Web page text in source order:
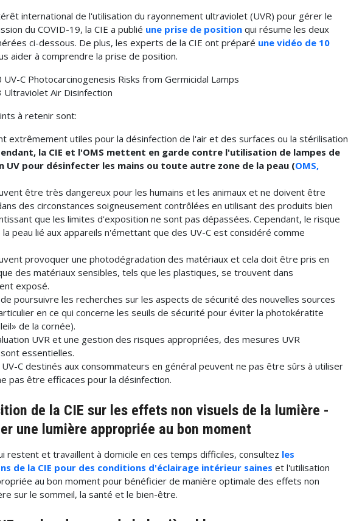
international de l'utilisation du rayonnement ultraviolet (UVR) pour gérer le
du COVID-19, la CIE a publié une prise de position qui résume les deux
ci-dessous. De plus, les experts de la CIE ont préparé une vidéo de 10
aider à comprendre la prise de position.
UV-C Photocarcinogenesis Risks from Germicidal Lamps
Ultraviolet Air Disinfection
à retenir sont:
extrêmement utiles pour la désinfection de l'air et des surfaces ou la stérilisation
la CIE et l'OMS mettent en garde contre l'utilisation de lampes de
UV pour désinfecter les mains ou toute autre zone de la peau (OMS,
être très dangereux pour les humains et les animaux et ne doivent être
des circonstances soigneusement contrôlées en utilisant des produits bien
que les limites d'exposition ne sont pas dépassées. Cependant, le risque
la peau lié aux appareils n'émettant que des UV-C est considéré comme
provoquer une photodégradation des matériaux et cela doit être pris en
des matériaux sensibles, tels que les plastiques, se trouvent dans
exposé.
poursuivre les recherches sur les aspects de sécurité des nouvelles sources
en ce qui concerne les seuils de sécurité pour éviter la photokératite
de la cornée).
UVR et une gestion des risques appropriées, des mesures UVR
essentielles.
C destinés aux consommateurs en général peuvent ne pas être sûrs à utiliser
pas être efficaces pour la désinfection.
de la CIE sur les effets non visuels de la lumière -
une lumière appropriée au bon moment
restent et travaillent à domicile en ces temps difficiles, consultez les
de la CIE pour des conditions d'éclairage intérieur saines et l'utilisation
au bon moment pour bénéficier de manière optimale des effets non
sur le sommeil, la santé et le bien-être.